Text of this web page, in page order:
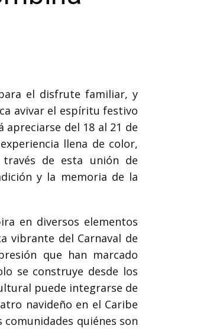
el disfrute familiar, y
avivar el espíritu festivo
del 18 al 21 de
llena de color,
de esta unión de
y la memoria de la
en diversos elementos
vibrante del Carnaval de
que han marcado
se construye desde los
puede integrarse de
navideño en el Caribe
quiénes son